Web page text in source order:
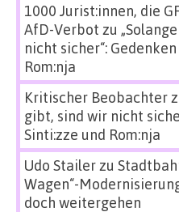
1000 Jurist:innen, die
AfD-Verbot zu
nicht sicher“:
Rom:nja
Kritischer Beobachter
gibt, sind wir nicht
Sinti:zze und Rom:nja
Udo Stailerzu
Wagen“-
doch weitergehen